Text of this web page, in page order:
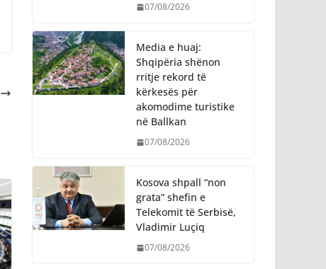
07/08/2026
Media e huaj:
Shqipëria shënon
rritje rekord të
kërkesës për
akomodime turistike
në Ballkan
07/08/2026
Kosova shpall “non
grata” shefin e
Telekomit të Serbisë,
Vladimir Luçiq
07/08/2026